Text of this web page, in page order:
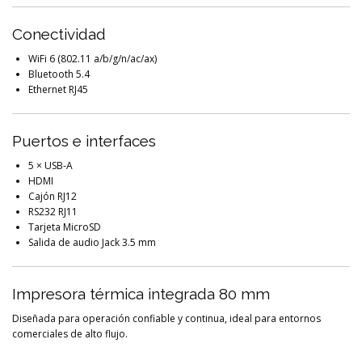
Conectividad
WiFi 6 (802.11 a/b/g/n/ac/ax)
Bluetooth 5.4
Ethernet RJ45
Puertos e interfaces
5 × USB-A
HDMI
Cajón RJ12
RS232 RJ11
Tarjeta MicroSD
Salida de audio Jack 3.5 mm
Impresora térmica integrada 80 mm
Diseñada para operación confiable y continua, ideal para entornos
comerciales de alto flujo.